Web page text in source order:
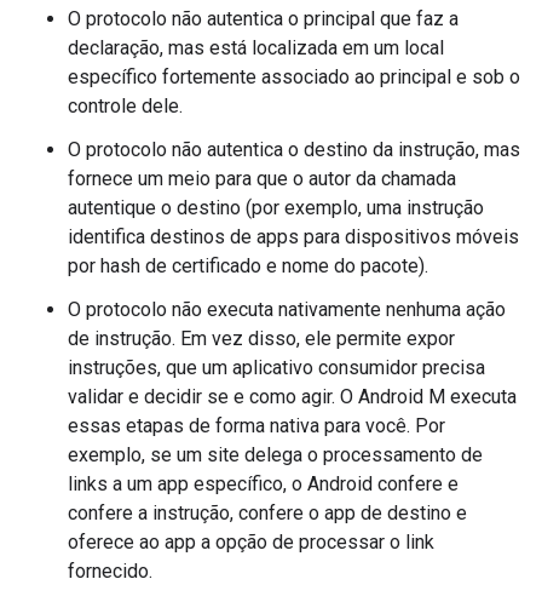
O protocolo não autentica o principal que faz a
declaração, mas está localizada em um local
específico fortemente associado ao principal e sob o
controle dele.
O protocolo não autentica o destino da instrução, mas
fornece um meio para que o autor da chamada
autentique o destino (por exemplo, uma instrução
identifica destinos de apps para dispositivos móveis
por hash de certificado e nome do pacote).
O protocolo não executa nativamente nenhuma ação
de instrução. Em vez disso, ele permite expor
instruções, que um aplicativo consumidor precisa
validar e decidir se e como agir. O Android M executa
essas etapas de forma nativa para você. Por
exemplo, se um site delega o processamento de
links a um app específico, o Android confere e
confere a instrução, confere o app de destino e
oferece ao app a opção de processar o link
fornecido.